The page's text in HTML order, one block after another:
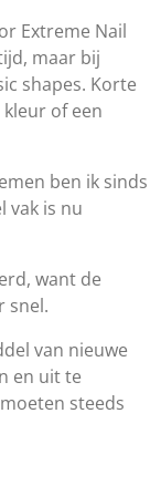
Extreme Nail
maar bij
shapes. Korte
of een
ben ik sinds
vak is nu
want de
snel.
van nieuwe
en uit te
steeds